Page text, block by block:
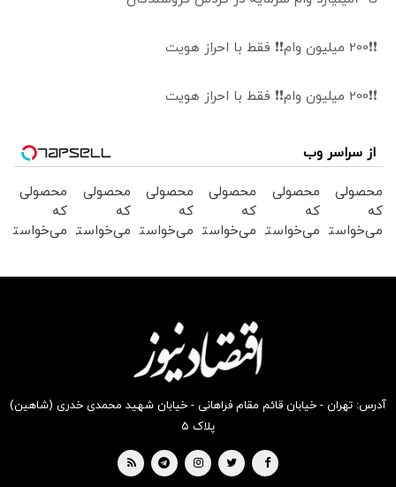
❗❗200 میلیون وام❗❗ فقط با احراز هویت
❗❗200 میلیون وام❗❗ فقط با احراز هویت
از سراسر وب
محصولی
که
می‌خواستی
محصولی
که
می‌خواستی
محصولی
که
می‌خواستی
بخر !
محصولی
که
می‌خواستی
بخر !
محصولی
که
می‌خواستی
محصولی
که
می‌خواستی
آدرس: تهران - خیابان قائم مقام فراهانی - خیابان شهید محمدی خدری (شاهین)
پلاک ۵